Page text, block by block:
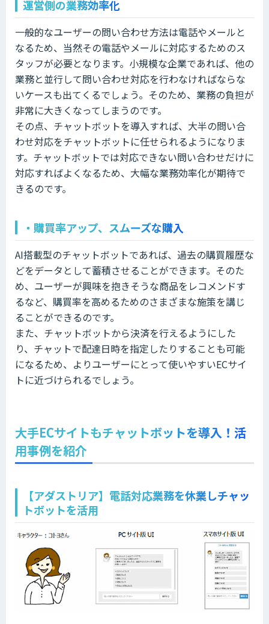
運営側の業務効率化
一般的なユーザーの問い合わせ方法は電話やメールと
なるため、当然その電話やメールに対応するためのス
タッフが必要となります。小規模な企業であれば、他の
業務と並行して問い合わせ対応を行わなければならな
いケースも出てくるでしょう。そのため、業務の負担が
非常に大きくなってしまうのです。
その点、チャットボットを導入すれば、大半の問い合
わせ対応をチャットボットに任せられるようになりま
す。チャットボットでは対応できない問い合わせだけに
対応すればよくなるため、大幅な業務効率化が期待で
きるのです。
・購買率アップ、スムーズな購入
AI搭載型のチャットボットであれば、過去の購買履歴な
どをデータとして蓄積させることができます。そのた
め、ユーザーが興味を抱きそうな商品をレコメンドす
るなど、購買率を高めるためのさまざまな施策を講じ
ることができるのです。
また、チャットボットから決済を行えるようにした
り、チャットで配達日時を指定したりすることも可能
になるため、よりユーザーにとって使いやすいECサイ
トに近づけられるでしょう。
大手ECサイトもチャットボットを導入！活
用事例を紹介
【アダストリア】電話対応業務を休業しチャッ
トボットを活用